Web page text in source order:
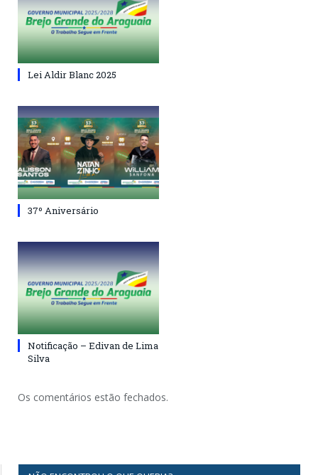
Lei Aldir Blanc 2025
37º Aniversário
Notificação – Edivan de Lima
Silva
Os comentários estão fechados.